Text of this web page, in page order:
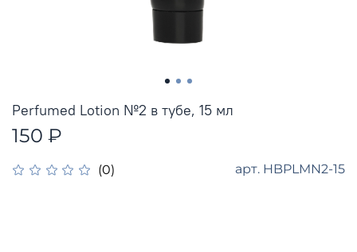
(0) арт. HBPLMN2-15
Perfumed Lotion №2 в тубе, 15 мл
150 ₽